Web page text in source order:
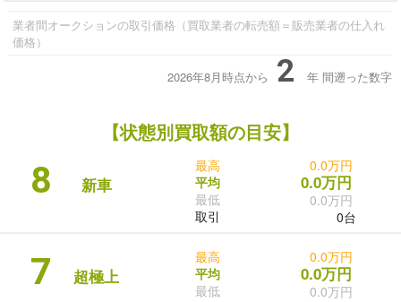
業者間オークションの取引価格（買取業者の転売額＝販売業者の仕入れ
価格）
2026年8月時点から 2 年 間遡った数字
【状態別買取額の目安】
8 新車
最高
平均
最低
取引
0.0万円
0.0万円
0.0万円
0台
7 超極上
最高
平均
最低
0.0万円
0.0万円
0.0万円